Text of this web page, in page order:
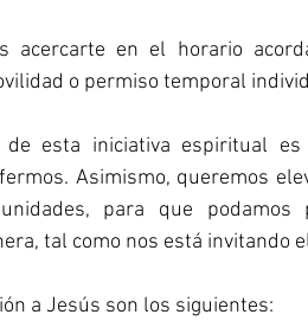
acercarte en el horario
o permiso temporal
esta iniciativa espiritual es
Asimismo, queremos
para que podamos
tal como nos está invitando
a Jesús son los siguientes: